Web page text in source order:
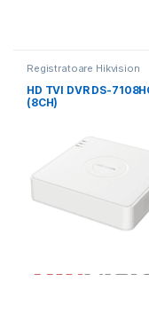
Registratoare Hikvision
HD TVI DVR DS-
(8CH)